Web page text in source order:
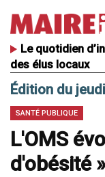
Le quotidien
des élus locaux
Édition du
SANTÉ PUBLIQUE
L'OMS
d'obésité